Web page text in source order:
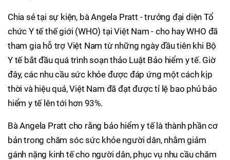
Chia sẻ tại sự kiện, bà Angela Pratt - trưởng đại diện Tổ
chức Y tế thế giới (WHO) tại Việt Nam - cho hay WHO đã
tham gia hỗ trợ Việt Nam từ những ngày đầu tiên khi Bộ
Y tế bắt đầu quá trình soạn thảo Luật Bảo hiểm y tế. Giờ
đây, các nhu cầu sức khỏe được đáp ứng một cách kịp
thời và hiệu quả, Việt Nam đã đạt được tỉ lệ bao phủ bảo
hiểm y tế lên tới hơn 93%.
Bà Angela Pratt cho rằng bảo hiểm y tế là thành phần cơ
bản trong chăm sóc sức khỏe người dân, nhằm giảm
gánh nặng kinh tế cho người dân, phục vụ nhu cầu chăm